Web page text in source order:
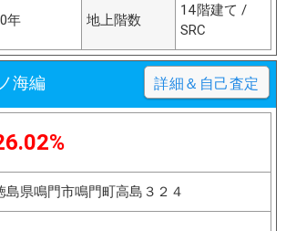
年 地上階数
14階建て /
SRC
海編 詳細＆自己査定
島県鳴門市鳴門町高島３２４